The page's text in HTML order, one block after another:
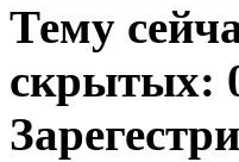
Тему
скрытых: